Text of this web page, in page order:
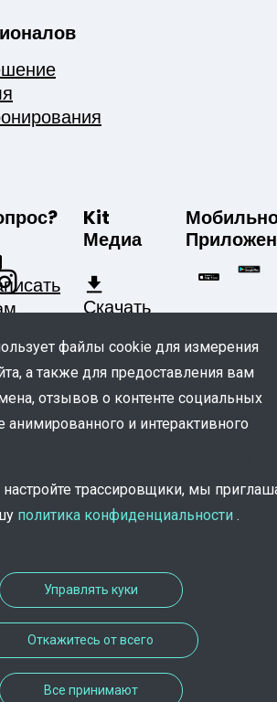
Kit
Медиа
Скачать
2026 - Все права защищены
файлы cookie для измерения
а также для предоставления вам
отзывов о контенте социальных
анимированного и интерактивного
трассировщики, мы
политика конфиденциальности .
Управлять куки
Откажитесь от всего
Все принимают